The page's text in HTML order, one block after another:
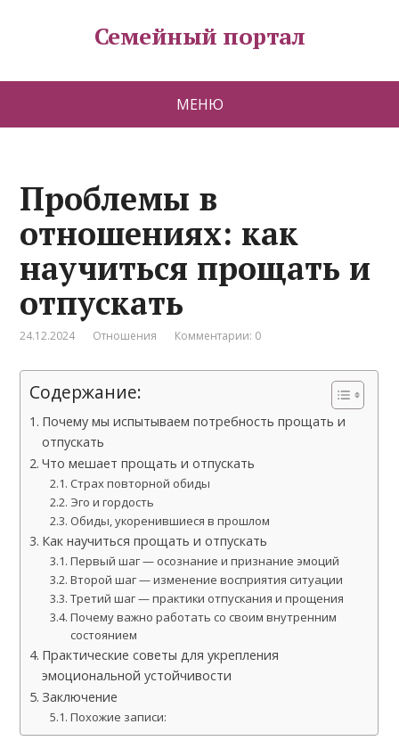
Семейный портал
МЕНЮ
Проблемы в
отношениях: как
научиться прощать и
отпускать
24.12.2024 Отношения Комментарии: 0
Содержание:
Почему мы испытываем потребность прощать и
отпускать
Что мешает прощать и отпускать
Страх повторной обиды
Эго и гордость
Обиды, укоренившиеся в прошлом
Как научиться прощать и отпускать
Первый шаг — осознание и признание эмоций
Второй шаг — изменение восприятия ситуации
Третий шаг — практики отпускания и прощения
Почему важно работать со своим внутренним
состоянием
Практические советы для укрепления
эмоциональной устойчивости
Заключение
Похожие записи: